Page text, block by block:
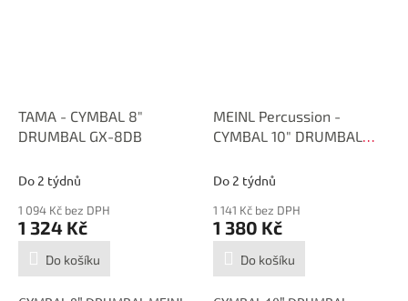
TAMA - CYMBAL 8"
DRUMBAL GX-8DB
Do 2 týdnů
1 094 Kč bez DPH
1 324 Kč
Do košíku
MEINL Percussion -
CYMBAL 10" DRUMBAL
Do 2 týdnů
1 141 Kč bez DPH
1 380 Kč
Do košíku